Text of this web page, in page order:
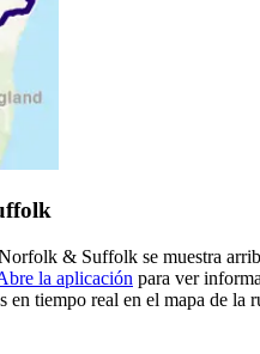
& Suffolk se muestra
la aplicación para ver
tiempo real en el mapa de la